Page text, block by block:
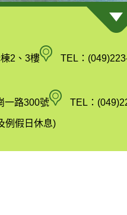
2、3樓南
縣
政
TEL：
一路300號空
氣
TEL：
例假日休息)